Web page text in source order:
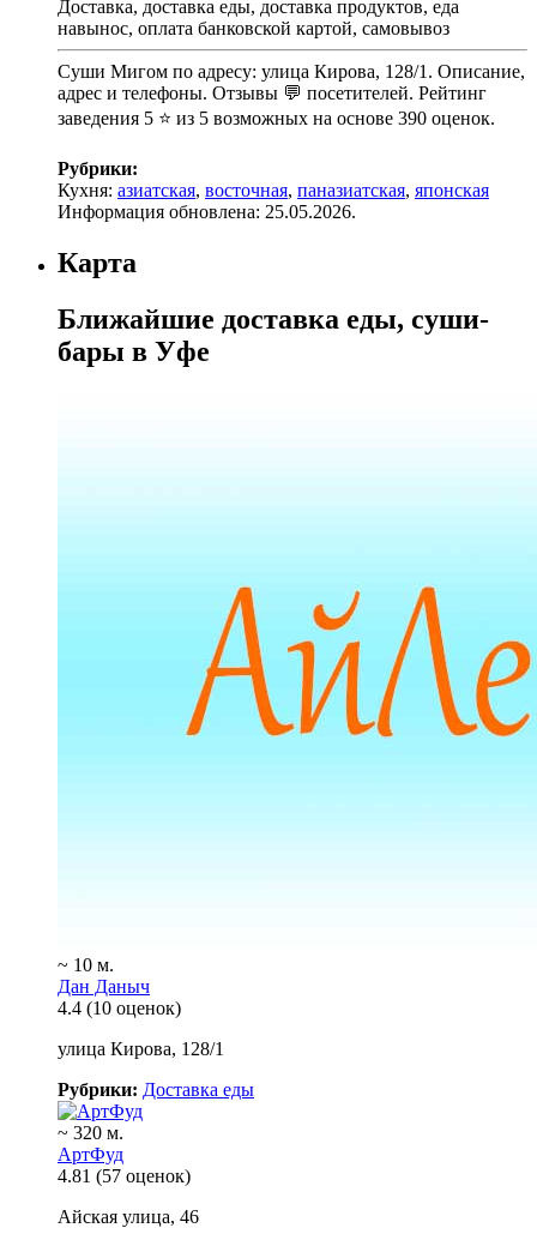
Доставка, доставка еды, доставка продуктов, еда
навынос, оплата банковской картой, самовывоз
Суши Мигом по адресу: улица Кирова, 128/1. Описание,
адрес и телефоны. Отзывы 💬 посетителей. Рейтинг
заведения 5 ⭐ из 5 возможных на основе 390 оценок.
Рубрики:
Кухня: азиатская, восточная, паназиатская, японская
Информация обновлена: 25.05.2026.
Карта
Ближайшие доставка еды, суши-
бары в Уфе
~ 10 м.
Дан Даныч
4.4 (10 оценок)
улица Кирова, 128/1
Рубрики: Доставка еды
~ 320 м.
АртФуд
4.81 (57 оценок)
Айская улица, 46